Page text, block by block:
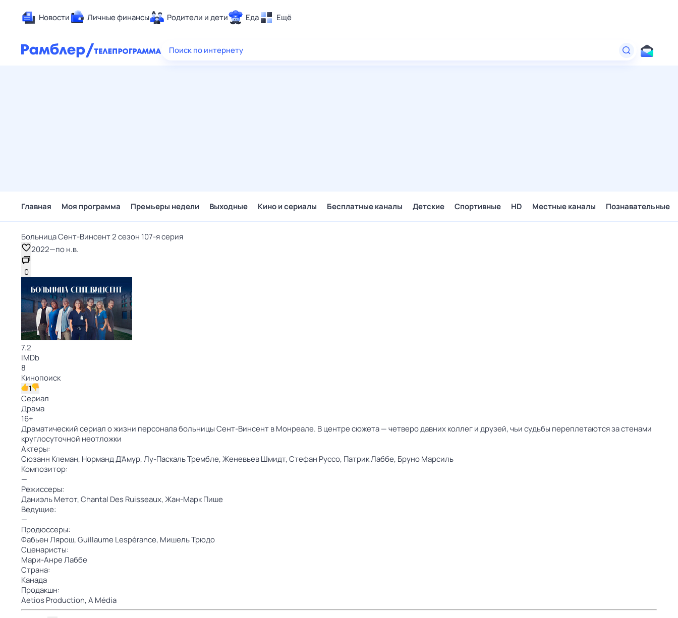
Новости Личные финансы Родители и дети Еда Ещё
Здоровье
Поиск по интернету
Главная Моя программа Премьеры недели Выходные Кино и сериалы Бесплатные каналы Детские Спортивные HD Местные каналы Познавательные
Больница Сент-Винсент 2 сезон 107-я серия
2022—по н.в.
0
7.2
IMDb
8
Кинопоиск
1
Сериал
Драма
16+
Драматический сериал о жизни персонала больницы Сент-Винсент в Монреале. В центре сюжета — четверо давних коллег и друзей, чьи судьбы переплетаются за стенами
круглосуточной неотложки
Актеры:
Сюзанн Клеман, Норманд Д’Амур,Лу-Паскаль Трембле,Женевьев Шмидт,Стефан Руссо, Патрик Лаббе, Бруно Марсиль
Композитор:
—
Режиссеры:
Даниэль Метот,Chantal Des Ruisseaux,Жан-Марк Пише
Ведущие:
—
Продюссеры:
Фабьен Лярош,Guillaume Lespérance, Мишель Трюдо
Сценаристы:
Мари-Анре Лаббе
Страна:
Канада
Продакшн:
Aetios Production,A Média